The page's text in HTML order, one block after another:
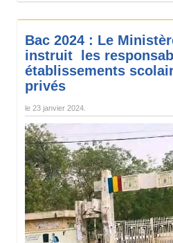
Bac 2024 : Le
instruit les
établissements
privés
le 23 janvier 2024